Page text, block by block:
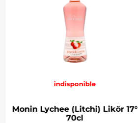
indisponible
Monin Lychee (Litchi) Likör 17°
70cl